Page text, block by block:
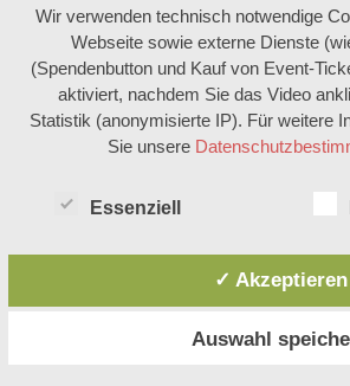
Wir verwenden technisch notwendige
Webseite sowie externe Dienste
(Spendenbutton und Kauf von Event-
aktiviert, nachdem Sie das Video
Statistik (anonymisierte IP). Für weitere
Sie unsere
Essenziell
✓ Akzeptieren
Auswahl